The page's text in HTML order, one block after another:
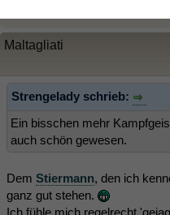
Maltagliati
Strengelady schrieb:
Ein bisschen mehr
auch schön gewesen.
Dem Stiermann, den ich
ganz gut stehen.
Ich fühle mich regelrecht